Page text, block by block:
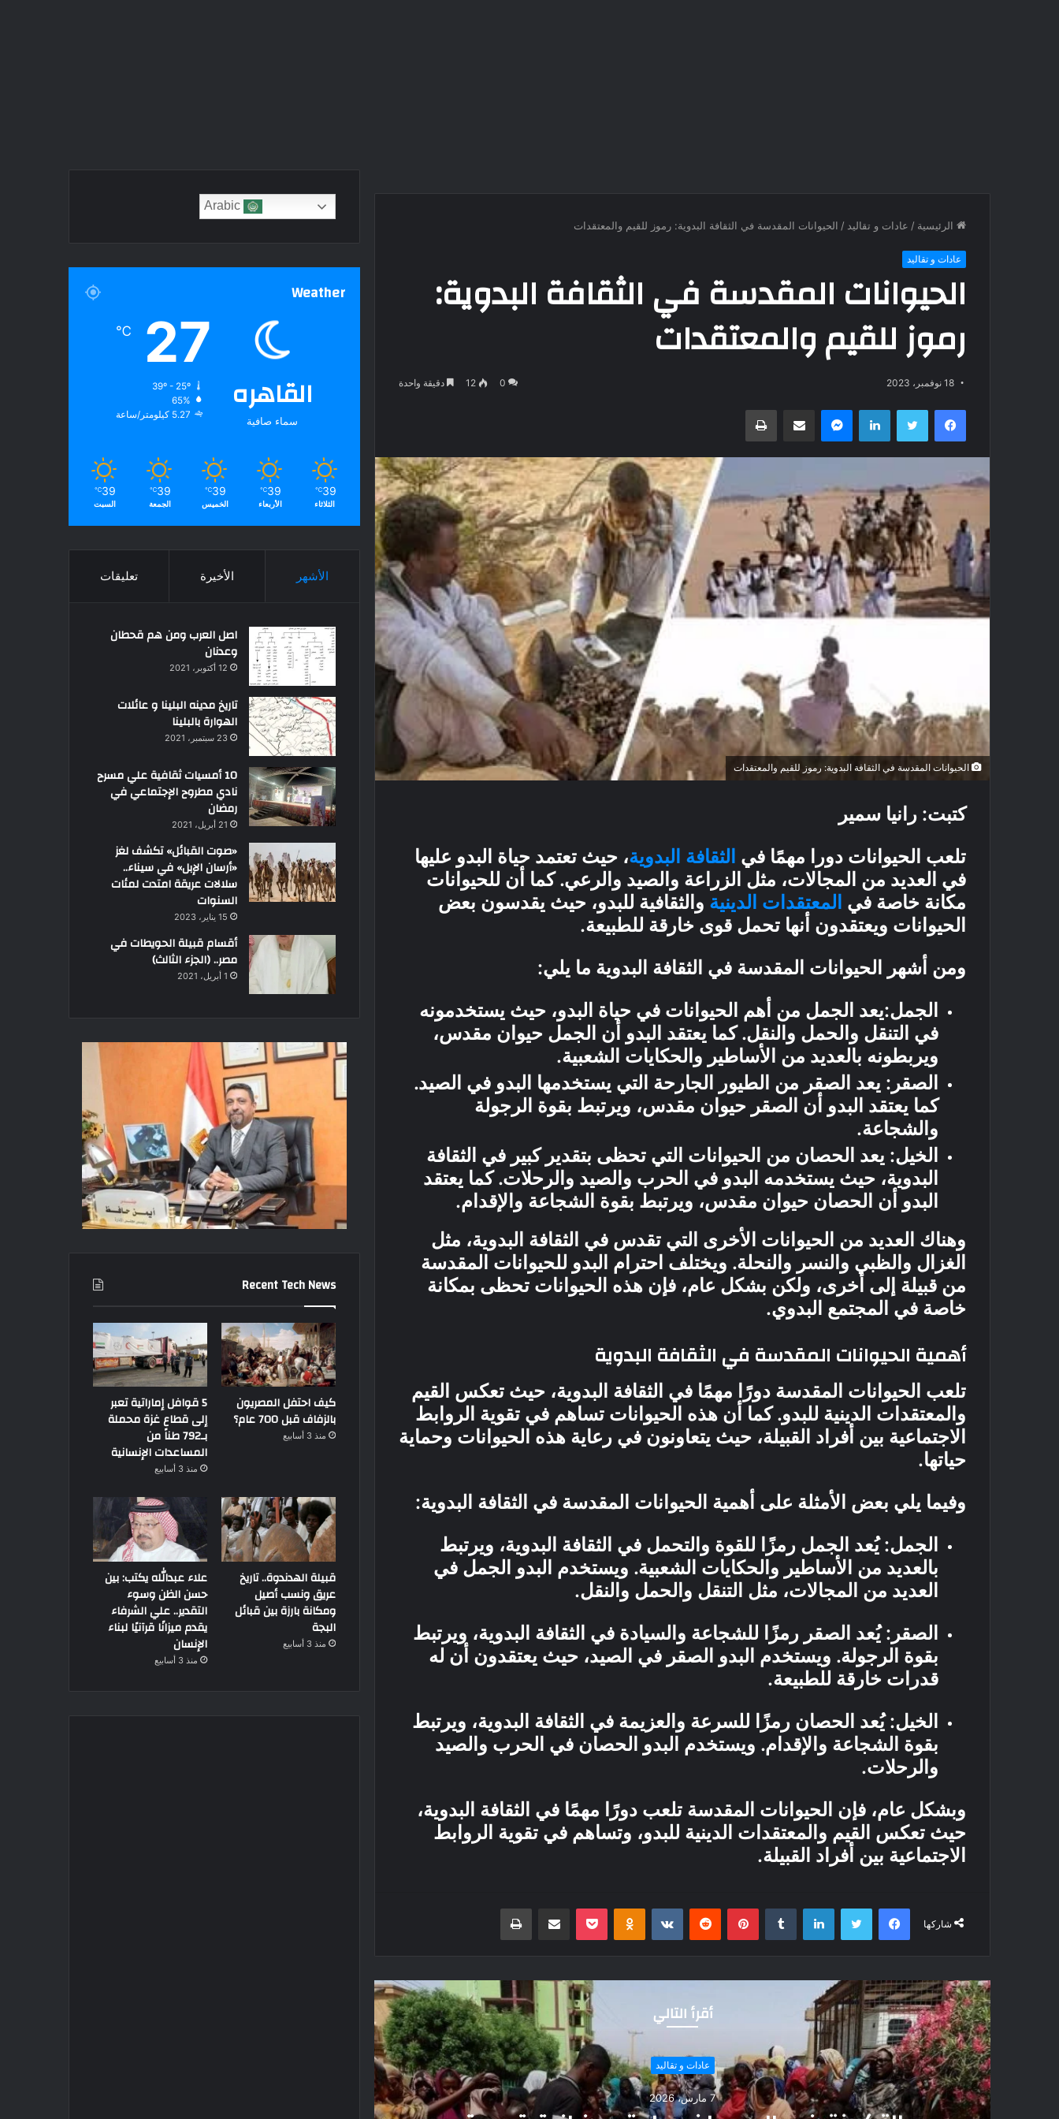
الرئيسية / عادات و تقاليد / الحيوانات المقدسة في الثقافة البدوية: رموز للقيم والمعتقدات
عادات و تقاليد
الحيوانات المقدسة في الثقافة البدوية:
رموز للقيم والمعتقدات
18 نوفمبر، 2023 0
12 دقيقة واحدة
فيسبوك تويتر لينكدإن ماسنجر مشاركة عبر البريد طباعة
الحيوانات المقدسة في الثقافة البدوية: رموز للقيم والمعتقدات
كتبت: رانيا سمير
تلعب الحيوانات دورا مهمًا في الثقافة البدوية، حيث تعتمد حياة البدو عليها
في العديد من المجالات، مثل الزراعة والصيد والرعي. كما أن للحيوانات
مكانة خاصة في المعتقدات الدينية والثقافية للبدو، حيث يقدسون بعض
الحيوانات ويعتقدون أنها تحمل قوى خارقة للطبيعة.
ومن أشهر الحيوانات المقدسة في الثقافة البدوية ما يلي:
الجمل:يعد الجمل من أهم الحيوانات في حياة البدو، حيث يستخدمونه
في التنقل والحمل والنقل. كما يعتقد البدو أن الجمل حيوان مقدس،
ويربطونه بالعديد من الأساطير والحكايات الشعبية.
الصقر: يعد الصقر من الطيور الجارحة التي يستخدمها البدو في الصيد.
كما يعتقد البدو أن الصقر حيوان مقدس، ويرتبط بقوة الرجولة
والشجاعة.
الخيل: يعد الحصان من الحيوانات التي تحظى بتقدير كبير في الثقافة
البدوية، حيث يستخدمه البدو في الحرب والصيد والرحلات. كما يعتقد
البدو أن الحصان حيوان مقدس، ويرتبط بقوة الشجاعة والإقدام.
وهناك العديد من الحيوانات الأخرى التي تقدس في الثقافة البدوية، مثل
الغزال والظبي والنسر والنحلة. ويختلف احترام البدو للحيوانات المقدسة
من قبيلة إلى أخرى، ولكن بشكل عام، فإن هذه الحيوانات تحظى بمكانة
خاصة في المجتمع البدوي.
أهمية الحيوانات المقدسة في الثقافة البدوية
تلعب الحيوانات المقدسة دورًا مهمًا في الثقافة البدوية، حيث تعكس القيم
والمعتقدات الدينية للبدو. كما أن هذه الحيوانات تساهم في تقوية الروابط
الاجتماعية بين أفراد القبيلة، حيث يتعاونون في رعاية هذه الحيوانات وحماية
حياتها.
وفيما يلي بعض الأمثلة على أهمية الحيوانات المقدسة في الثقافة البدوية:
الجمل: يُعد الجمل رمزًا للقوة والتحمل في الثقافة البدوية، ويرتبط
بالعديد من الأساطير والحكايات الشعبية. ويستخدم البدو الجمل في
العديد من المجالات، مثل التنقل والحمل والنقل.
الصقر: يُعد الصقر رمزًا للشجاعة والسيادة في الثقافة البدوية، ويرتبط
بقوة الرجولة. ويستخدم البدو الصقر في الصيد، حيث يعتقدون أن له
قدرات خارقة للطبيعة.
الخيل: يُعد الحصان رمزًا للسرعة والعزيمة في الثقافة البدوية، ويرتبط
بقوة الشجاعة والإقدام. ويستخدم البدو الحصان في الحرب والصيد
والرحلات.
وبشكل عام، فإن الحيوانات المقدسة تلعب دورًا مهمًا في الثقافة البدوية،
حيث تعكس القيم والمعتقدات الدينية للبدو، وتساهم في تقوية الروابط
الاجتماعية بين أفراد القبيلة.
شاركها
فيسبوك تويتر لينكدإن بينتيريست Odnoklassniki
بوكيت مشاركة عبر البريد طباعة
أقرأ التالي
عادات و تقاليد
عادات و تقاليد
9 نوفمبر، 2023
Arabic
Weather
القاهره
سماء صافية
27
℃
39º - 25º
65%
5.27 كيلومتر/ساعة
39
℃
الثلاثاء
39
℃
الأربعاء
39
℃
الخميس
39
℃
الجمعة
39
℃
السبت
الأشهر الأخيرة تعليقات
اصل العرب ومن هم قحطان
وعدنان
12 أكتوبر، 2021
تاريخ مدينه البلينا و عائلات
الهوارة بالبلينا
23 سبتمبر، 2021
10 أمسيات ثقافية علي مسرح
نادي مطروح الإجتماعي في
رمضان
21 أبريل، 2021
«صوت القبائل» تكشف لغز
«أرسان الإبل» في سيناء..
سلالات عريقة امتدت لمئات
السنوات
15 يناير، 2023
أقسام قبيلة الحويطات في
مصر.. (الجزء الثالث)
1 أبريل، 2021
Recent Tech News
كيف احتفل المصريون
بالزفاف قبل 700 عام؟
منذ 3 أسابيع
5 قوافل إماراتية تعبر
إلى قطاع غزة محملة
بـ792 طناً من
المساعدات الإنسانية
منذ 3 أسابيع
قبيلة الهدندوة.. تاريخ
عريق ونسب أصيل
ومكانة بارزة بين قبائل
البجة
منذ 3 أسابيع
علاء عبدالله يكتب: بين
حسن الظن وسوء
التقدير.. علي الشرفاء
يقدم ميزانًا قرآنيًا لبناء
الإنسان
منذ 3 أسابيع